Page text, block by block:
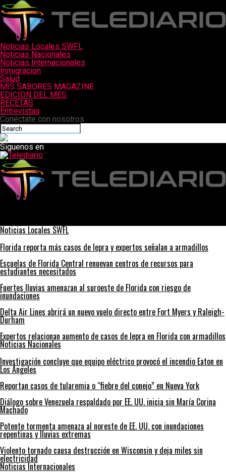
Noticias Locales SWFL
Noticias Nacionales
Noticias Internacionales
Inmigracion
Salud
MIS SABORES MAGAZINE
EDICION DEL MES
RECETAS
Entrevistas
Conéctate con nosotros
Siguenos en
Noticias Locales SWFL
Florida reporta más casos de lepra y expertos señalan a armadillos
Escuelas de Florida Central renuevan centros de recursos para
estudiantes necesitados
Fuertes lluvias amenazan al suroeste de Florida con riesgo de
inundaciones
Delta Air Lines abrirá un nuevo vuelo directo entre Fort Myers y Raleigh-
Durham
Expertos relacionan aumento de casos de lepra en Florida con armadillos
Noticias Nacionales
Investigación concluye que equipo eléctrico provocó el incendio Eaton en
Los Ángeles
Reportan casos de tularemia o “fiebre del conejo” en Nueva York
Diálogo sobre Venezuela respaldado por EE. UU. inicia sin María Corina
Machado
Potente tormenta amenaza al noreste de EE. UU. con inundaciones
repentinas y lluvias extremas
Violento tornado causa destrucción en Wisconsin y deja miles sin
electricidad
Noticias Internacionales